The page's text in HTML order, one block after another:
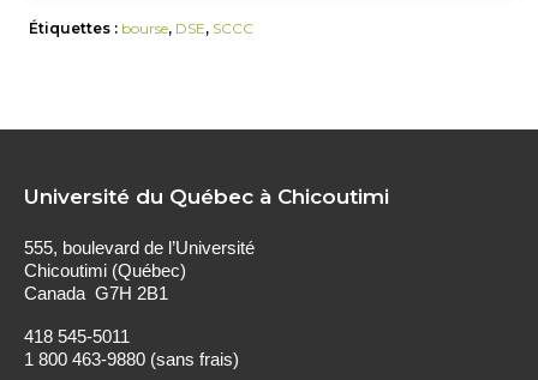
Étiquettes : bourse, DSE, SCCC
Université du Québec à Chicoutimi
555, boulevard de l’Université
Chicoutimi (Québec)
Canada G7H 2B1
418 545-5011
1 800 463-9880 (sans frais)